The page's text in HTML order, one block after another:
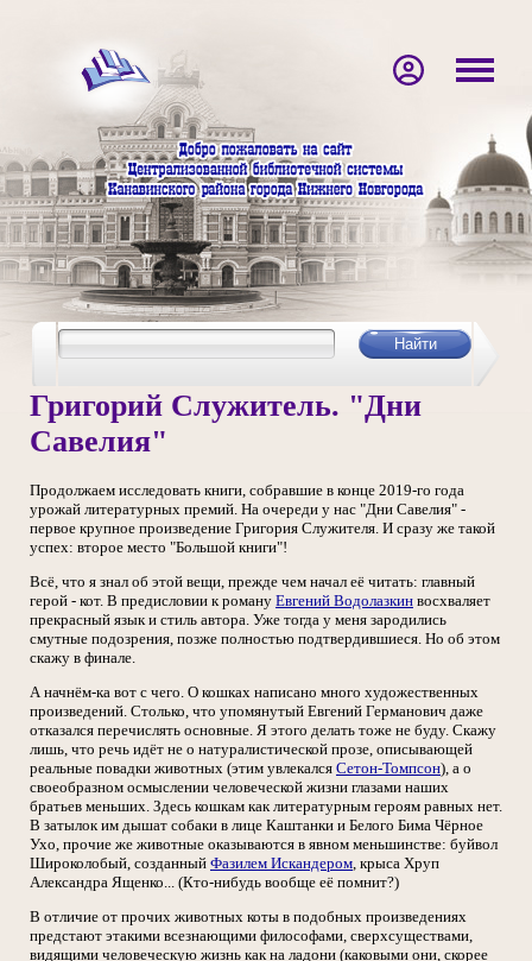
Григорий Служитель. "Дни
Савелия"
Продолжаем исследовать книги, собравшие в конце 2019-го года
урожай литературных премий. На очереди у нас "Дни Савелия" -
первое крупное произведение Григория Служителя. И сразу же такой
успех: второе место "Большой книги"!
Всё, что я знал об этой вещи, прежде чем начал её читать: главный
герой - кот. В предисловии к роману Евгений Водолазкин восхваляет
прекрасный язык и стиль автора. Уже тогда у меня зародились
смутные подозрения, позже полностью подтвердившиеся. Но об этом
скажу в финале.
А начнём-ка вот с чего. О кошках написано много художественных
произведений. Столько, что упомянутый Евгений Германович даже
отказался перечислять основные. Я этого делать тоже не буду. Скажу
лишь, что речь идёт не о натуралистической прозе, описывающей
реальные повадки животных (этим увлекался Сетон-Томпсон), а о
своеобразном осмыслении человеческой жизни глазами наших
братьев меньших. Здесь кошкам как литературным героям равных нет.
В затылок им дышат собаки в лице Каштанки и Белого Бима Чёрное
Ухо, прочие же животные оказываются в явном меньшинстве: буйвол
Широколобый, созданный Фазилем Искандером, крыса Хруп
Александра Ященко... (Кто-нибудь вообще её помнит?)
В отличие от прочих животных коты в подобных произведениях
предстают этакими всезнающими философами, сверхсуществами,
видящими человеческую жизнь как на ладони (каковыми они, скорее